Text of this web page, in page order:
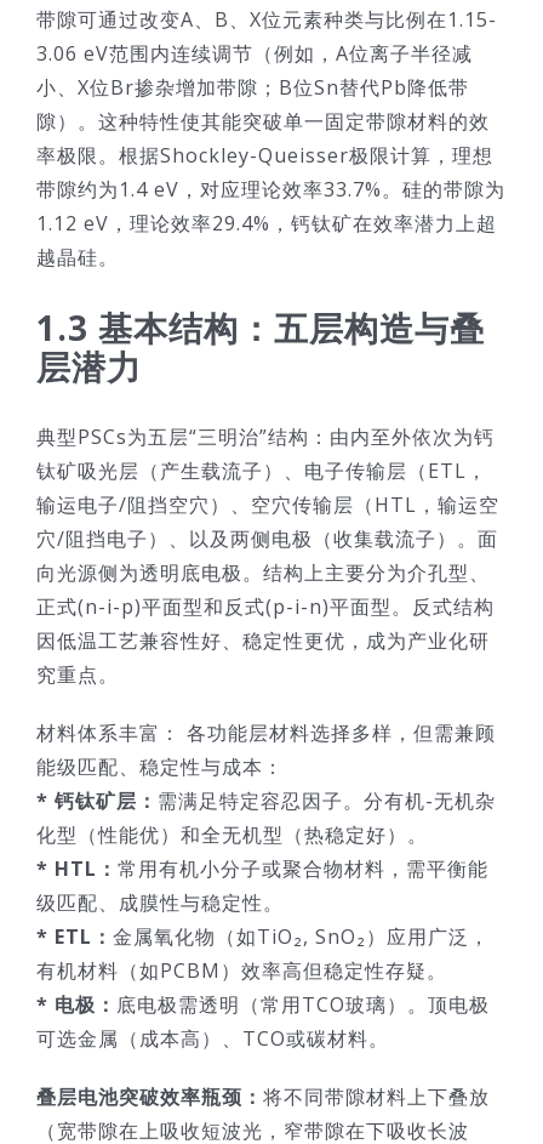
带隙可通过改变A、B、X位元素种类与比例在1.15-
3.06 eV范围内连续调节（例如，A位离子半径减
小、X位Br掺杂增加带隙；B位Sn替代Pb降低带
隙）。这种特性使其能突破单一固定带隙材料的效
率极限。根据Shockley-Queisser极限计算，理想
带隙约为1.4 eV，对应理论效率33.7%。硅的带隙为
1.12 eV，理论效率29.4%，钙钛矿在效率潜力上超
越晶硅。
1.3 基本结构：五层构造与叠
层潜力
典型PSCs为五层“三明治”结构：由内至外依次为钙
钛矿吸光层（产生载流子）、电子传输层（ETL，
输运电子/阻挡空穴）、空穴传输层（HTL，输运空
穴/阻挡电子）、以及两侧电极（收集载流子）。面
向光源侧为透明底电极。结构上主要分为介孔型、
正式(n-i-p)平面型和反式(p-i-n)平面型。反式结构
因低温工艺兼容性好、稳定性更优，成为产业化研
究重点。
材料体系丰富： 各功能层材料选择多样，但需兼顾
能级匹配、稳定性与成本：
* 钙钛矿层： 需满足特定容忍因子。分有机-无机杂
化型（性能优）和全无机型（热稳定好）。
* HTL： 常用有机小分子或聚合物材料，需平衡能
级匹配、成膜性与稳定性。
* ETL： 金属氧化物（如TiO₂, SnO₂）应用广泛，
有机材料（如PCBM）效率高但稳定性存疑。
* 电极： 底电极需透明（常用TCO玻璃）。顶电极
可选金属（成本高）、TCO或碳材料。
叠层电池突破效率瓶颈： 将不同带隙材料上下叠放
（宽带隙在上吸收短波光，窄带隙在下吸收长波